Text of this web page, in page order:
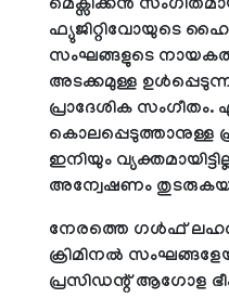
മെക്സിക്കൻ
ഫ്യുജിറ്റിവോയുടെ
സംഘങ്ങളുടെ
അടക്കമുള്ള
പ്രാദേശിക
കൊലപ്പെടുത്താനുള്ള
ഇനിയും
അന്വേഷണം
നേരത്തെ ഗൾഫ്
ക്രിമിനൽ
പ്രസിഡന്റ് ആഗോള